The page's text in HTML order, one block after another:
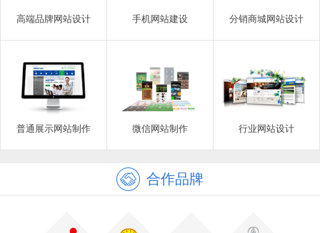
高端品牌网站设计 手机网站建设 分销商城网站设计
普通展示网站制作 微信网站制作 行业网站设计
合作品牌